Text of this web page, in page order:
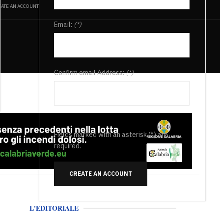
AN ACCOUNT
Email: (*)
Confirm email Address:(*)
Fields marked with an asterisk (*) are
required.
CREATE AN ACCOUNT
L'EDITORIALE